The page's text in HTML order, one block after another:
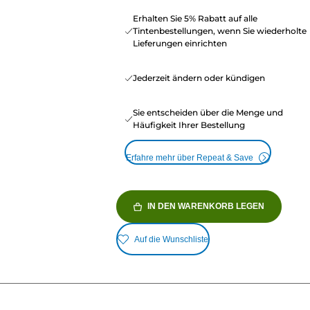
Erhalten Sie 5% Rabatt auf alle
Tintenbestellungen, wenn Sie wiederholte
Lieferungen einrichten
Jederzeit ändern oder kündigen
Sie entscheiden über die Menge und
Häufigkeit Ihrer Bestellung
Erfahre mehr über Repeat & Save
IN DEN WARENKORB LEGEN
Auf die Wunschliste